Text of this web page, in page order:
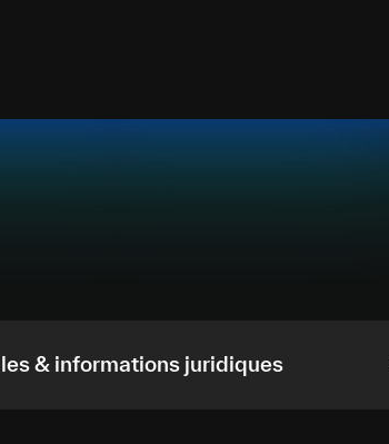
& informations juridiques